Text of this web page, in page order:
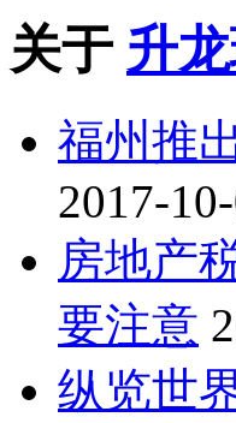
关于 升
福州推
2017-
房地产
要注意
纵览世